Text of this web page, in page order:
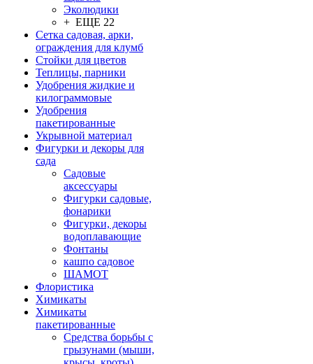
Эколюдики
+ ЕЩЕ 22
Сетка садовая, арки,
ограждения для клумб
Стойки для цветов
Теплицы, парники
Удобрения жидкие и
килограммовые
Удобрения
пакетированные
Укрывной материал
Фигурки и декоры для
сада
Садовые
аксессуары
Фигурки садовые,
фонарики
Фигурки, декоры
водоплавающие
Фонтаны
кашпо садовое
ШАМОТ
Флористика
Химикаты
Химикаты
пакетированные
Средства борьбы с
грызунами (мыши,